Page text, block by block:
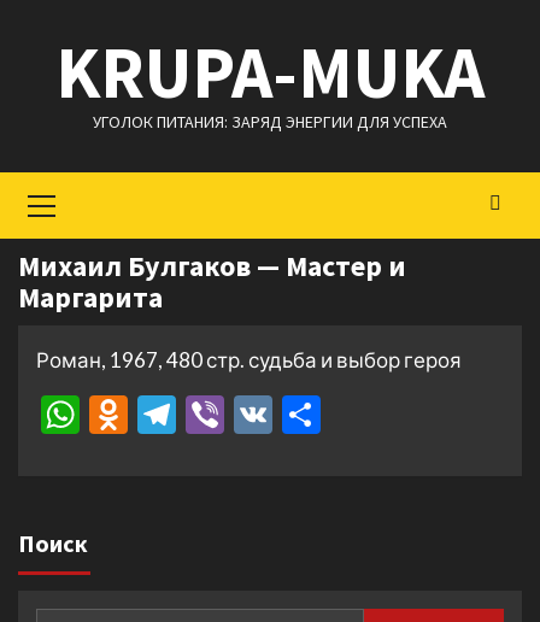
содержимому
KRUPA-MUKA
УГОЛОК ПИТАНИЯ: ЗАРЯД ЭНЕРГИИ ДЛЯ УСПЕХА
меню
Михаил Булгаков — Мастер и
Маргарита
Роман, 1967, 480 стр. судьба и выбор героя
WhatsApp
Odnoklassniki
Telegram
Viber
VK
Поиск